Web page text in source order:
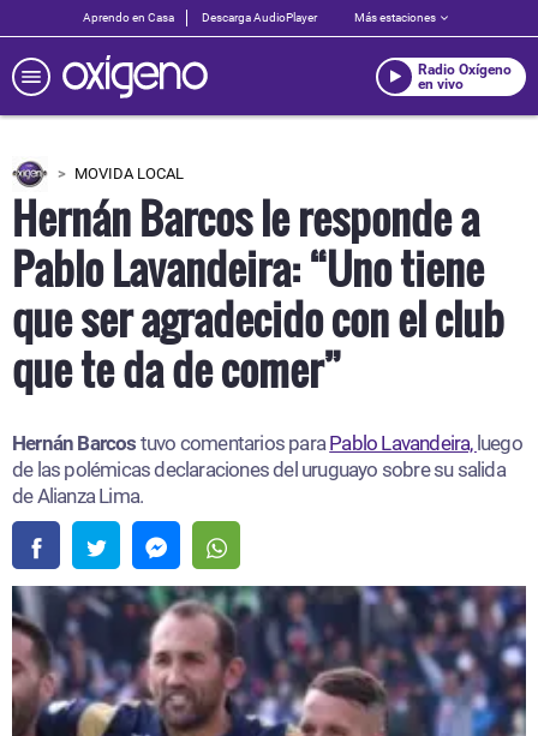
Aprendo en Casa Descarga AudioPlayer Más estaciones
Radio Oxígeno
en vivo
MOVIDA LOCAL
Hernán Barcos le responde a
Pablo Lavandeira: “Uno tiene
que ser agradecido con el club
que te da de comer”
Hernán Barcos tuvo comentarios paraPablo Lavandeira, luego
de las polémicas declaraciones del uruguayo sobre su salida
de Alianza Lima.